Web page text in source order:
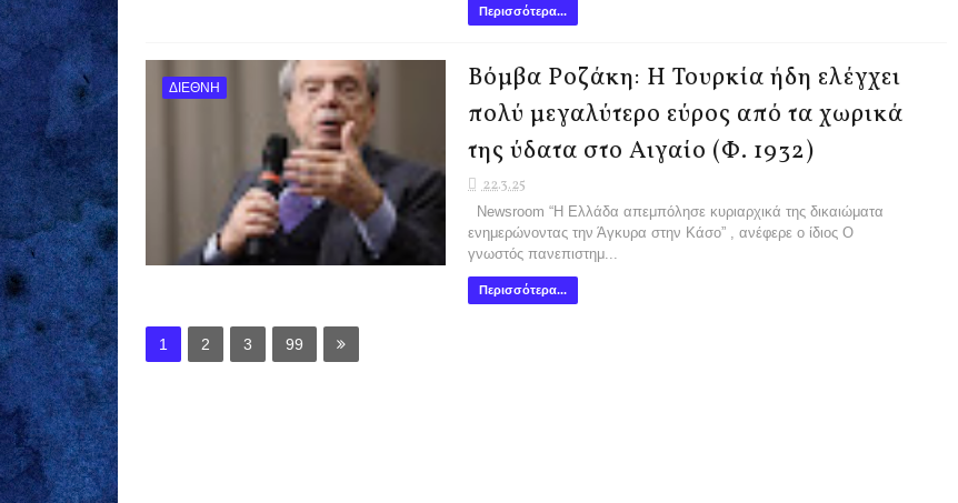
Περισσότερα...
ΔΙΕΘΝΗ
Βόμβα Ροζάκη: Η Τουρκία ήδη ελέγχει
πολύ μεγαλύτερο εύρος από τα χωρικά
της ύδατα στο Αιγαίο (Φ. 1932)
22.3.25
Newsroom “Η Ελλάδα απεμπόλησε κυριαρχικά της δικαιώματα
ενημερώνοντας την Άγκυρα στην Κάσο” , ανέφερε ο ίδιος Ο
γνωστός πανεπιστημ...
Περισσότερα...
1 2 3 99